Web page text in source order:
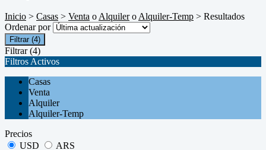
Inicio > Casas > Venta oAlquileroAlquiler-Temp > Resultados
Ordenar por
Filtrar (4)
Filtrar (4)
Filtros Activos
Casas
Venta
Alquiler
Alquiler-Temp
Precios
USD
ARS